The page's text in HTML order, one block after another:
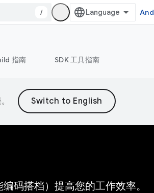
/
指南 SDK 工具指南
码搭档）提高您的工作效率。